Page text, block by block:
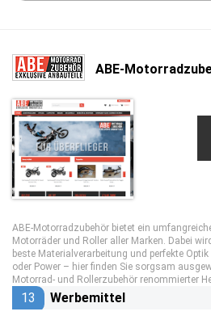
ABE-
ABE-Motorradzubehör bietet ein
Motorräder und Roller aller Marken. Dabei
beste Materialverarbeitung und perfekte
oder Power – hier finden Sie sorgsam
Motorrad- und Rollerzubehör renommierter
13 Werbemittel